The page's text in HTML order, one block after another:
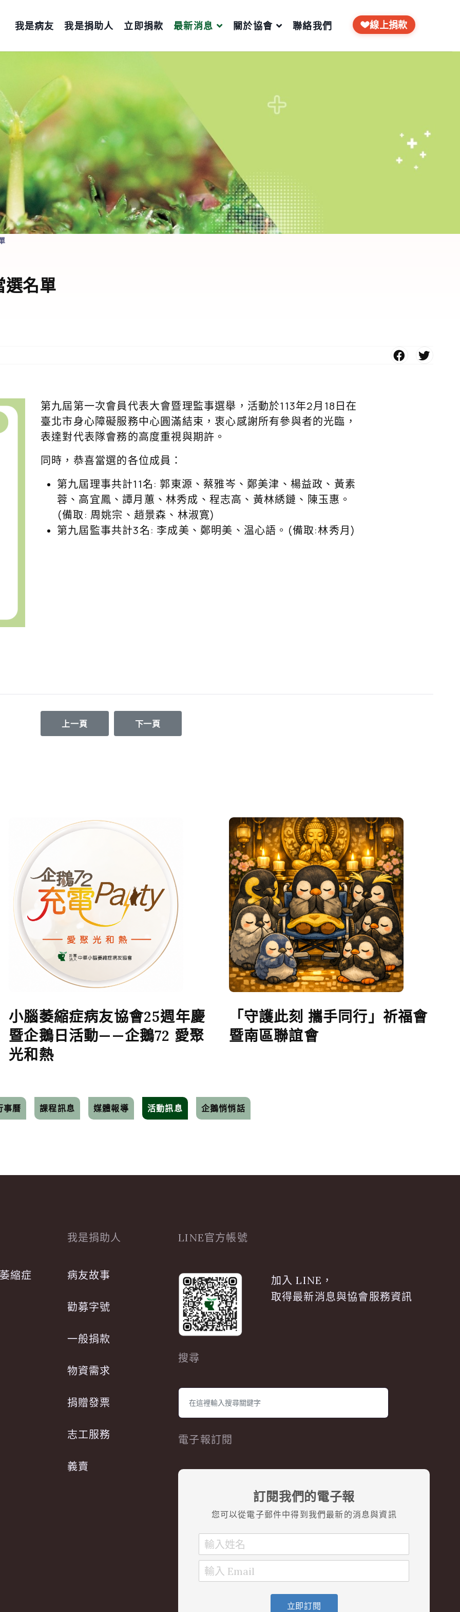
我是病友 我是捐助人 立即捐款 最新消息 關於協會 聯絡我們 線上捐款
選名單
第九屆第一次會員代表大會暨理監事選舉，活動於113年2月18日在
臺北市身心障礙服務中心圓滿結束，衷心感謝所有參與者的光臨，
表達對代表隊會務的高度重視與期許。
同時，恭喜當選的各位成員：
第九屆理事共計11名: 郭東源、蔡雅岑、鄭美津、楊益政、黃素
蓉、高宜鳳、譚月蕙、林秀成、程志高、黃林綉鏈、陳玉惠。
(備取: 周姚宗、趙景森、林淑寛)
第九屆監事共計3名: 李成美、鄭明美、温心語。(備取:林秀月)
上一篇文章: 2024年9972生活救助勸募1月份徵信
上一頁 下一篇文章: 【志工招募說明會】企鵝劇團
下一頁
小腦萎縮症病友協會25週年慶
暨企鵝日活動——企鵝72 愛聚
光和熱
「守護此刻 攜手同行」祈福會
暨南區聯誼會
事曆 課程訊息 媒體報導 活動訊息 企鵝悄悄話
縮症
我是捐助人
病友故事
勸募字號
一般捐款
物資需求
捐贈發票
志工服務
義賣
LINE官方帳號
加入 LINE，
取得最新消息與協會服務資訊
搜尋
電子報訂閱
訂閱我們的電子報
您可以從電子郵件中得到我們最新的消息與資訊
立即訂閱